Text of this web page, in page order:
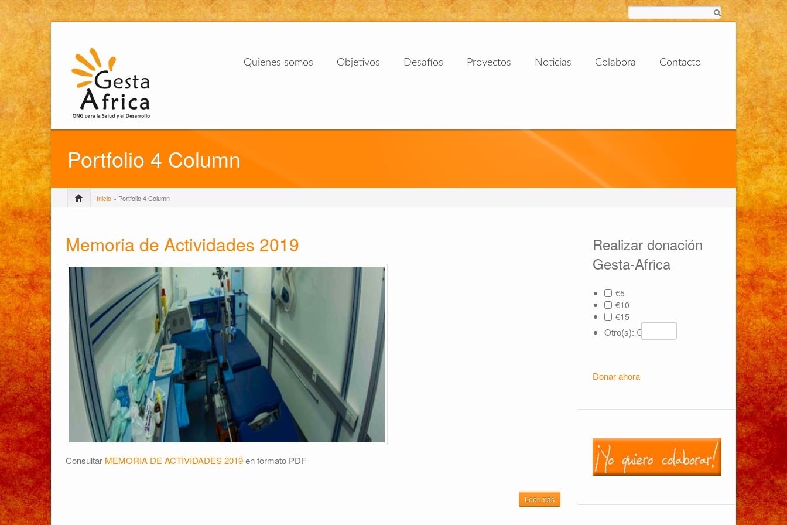
Quienes somos Objetivos Desafíos Proyectos Noticias Colabora Contacto
Portfolio 4 Column
Inicio » Portfolio 4 Column
Memoria de Actividades 2019
Consultar MEMORIA DE ACTIVIDADES 2019en formato PDF
Leer más
Memoria
Realizar donación
Gesta-Africa
€5
€10
€15
Otro(s): €
Donar ahora